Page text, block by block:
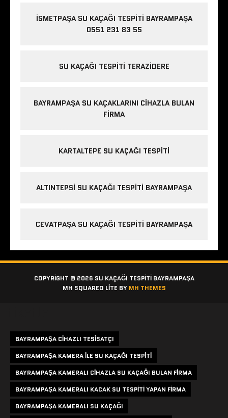
İSMETPAŞA SU KAÇAĞI TESPITI BAYRAMPAŞA
0551 231 83 55
SU KAÇAĞI TESPITI TERAZIDERE
BAYRAMPAŞA SU KAÇAKLARINI CIHAZLA BULAN
FIRMA
KARTALTEPE SU KAÇAĞI TESPITI
ALTINTEPSI SU KAÇAĞI TESPITI BAYRAMPAŞA
CEVATPAŞA SU KAÇAĞI TESPITI BAYRAMPAŞA
COPYRIGHT © 2026 SU KAÇAĞI TESPITI BAYRAMPAŞA
MH SQUARED LITE BY MH THEMES
BAYRAMPAŞA CIHAZLI TESISATÇI
BAYRAMPAŞA KAMERA ILE SU KAÇAĞI TESPITI
BAYRAMPAŞA KAMERALI CIHAZLA SU KAÇAĞI BULAN FIRMA
BAYRAMPAŞA KAMERALI KACAK SU TESPITI YAPAN FIRMA
BAYRAMPAŞA KAMERALI SU KAÇAĞI